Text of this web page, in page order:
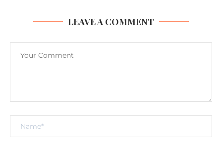
LEAVE A COMMENT